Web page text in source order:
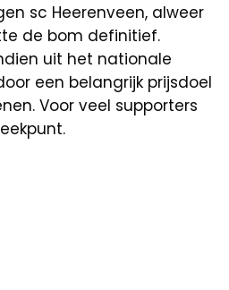
sc Heerenveen, alweer
de bom definitief.
uit het nationale
een belangrijk prijsdoel
Voor veel supporters